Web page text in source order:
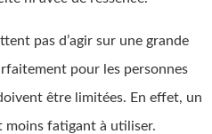
pas d’agir sur une grande
pour les personnes
être limitées. En effet, un
moins fatigant à utiliser.